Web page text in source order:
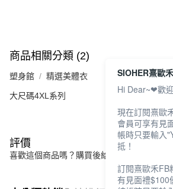
商品相關分類 (2)
塑身館 精選美體衣
大尺碼4XL系列
評價
喜歡這個商品嗎？購買後給他一個好評吧
SIOHER熹歐禾
Hi Dear~❤歡
現在訂閱熹歐
會員可享有見
帳時只要輸入
抵！
訂閱熹歐禾FB
有見面禮$100